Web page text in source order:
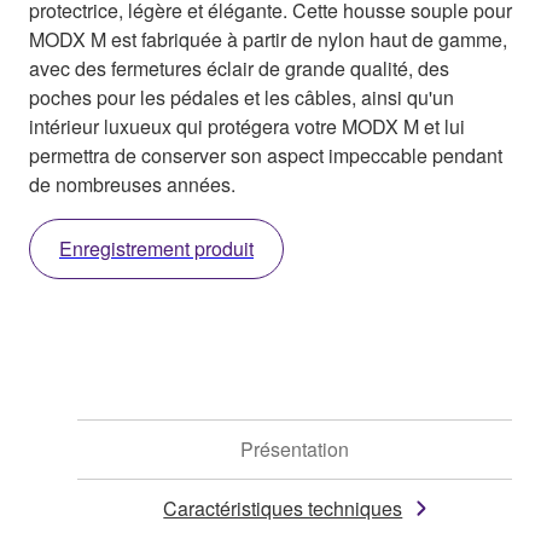
protectrice, légère et élégante. Cette housse souple pour
MODX M est fabriquée à partir de nylon haut de gamme,
avec des fermetures éclair de grande qualité, des
poches pour les pédales et les câbles, ainsi qu'un
intérieur luxueux qui protégera votre MODX M et lui
permettra de conserver son aspect impeccable pendant
de nombreuses années.
Enregistrement produit
Présentation
Caractéristiques techniques